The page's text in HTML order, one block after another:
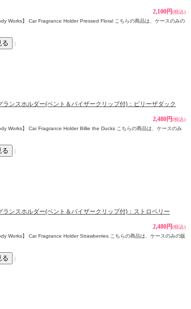
2,100円(税込)
Works】 Car Fragrance Holder Pressed Floral こちらの商品は、ケースのみの
ランスホルダー(ベント＆バイザークリップ付)：ビリーザダック
2,480円(税込)
Works】 Car Fragrance Holder Billie the Ducks こちらの商品は、ケースのみ
ランスホルダー(ベント＆バイザークリップ付)：ストロベリー
2,480円(税込)
Works】 Car Fragrance Holder Strawberries こちらの商品は、ケースのみの販